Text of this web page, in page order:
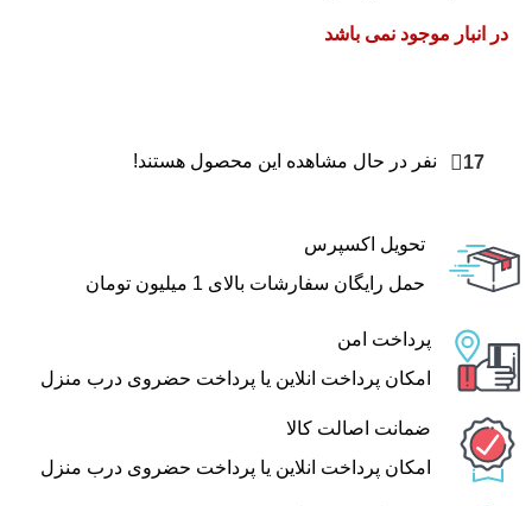
در انبار موجود نمی باشد
17 نفر در حال مشاهده این محصول هستند!
تحویل اکسپرس
حمل رایگان سفارشات بالای 1 میلیون تومان
پرداخت امن
امکان پرداخت انلاین یا پرداخت حضروی درب منزل
ضمانت اصالت کالا
امکان پرداخت انلاین یا پرداخت حضروی درب منزل